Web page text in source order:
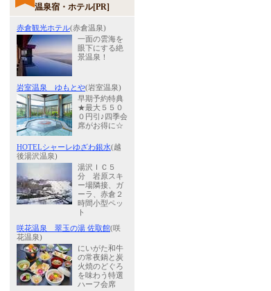
温泉宿・ホテル[PR]
赤倉観光ホテル(赤倉温泉)
一面の雲海を
眼下にする絶
景温泉！
岩室温泉 ゆもとや(岩室温泉)
早期予約特典
★最大５５０
０円引♪四季会
席がお得に☆
HOTELシャーレゆざわ銀水(越
後湯沢温泉)
湯沢ＩＣ５
分 岩原スキ
ー場隣接、ガ
ーラ、赤倉２
時間小型ペッ
ト
咲花温泉 翠玉の湯 佐取館(咲
花温泉)
にいがた和牛
の常夜鍋と炭
火焼のどぐろ
を味わう特選
ハーフ会席